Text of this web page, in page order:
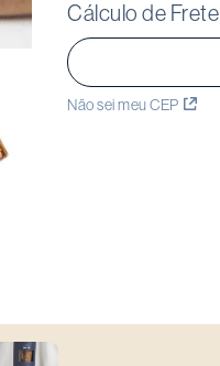
Cálculo de Frete
Não sei meu CEP